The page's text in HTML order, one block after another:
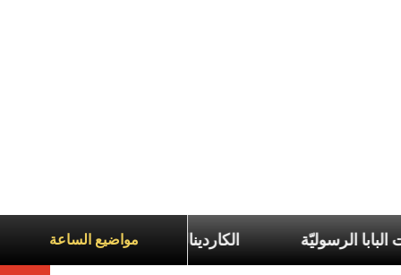
مواضيع الساعة
الكاردينال بارولين: ضمن رحلات البابا الرسوليّة